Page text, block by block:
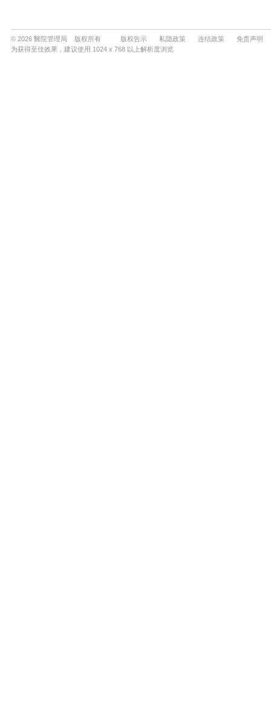
© 2026 醫院管理局 版权所有 版权告示 私隐政策 连结政策
免责声明
为获得至佳效果，建议使用 1024 x 768 以上解析度浏览